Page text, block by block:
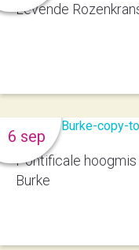
Levende
Pontificale hoogmis
Burke
6 sep